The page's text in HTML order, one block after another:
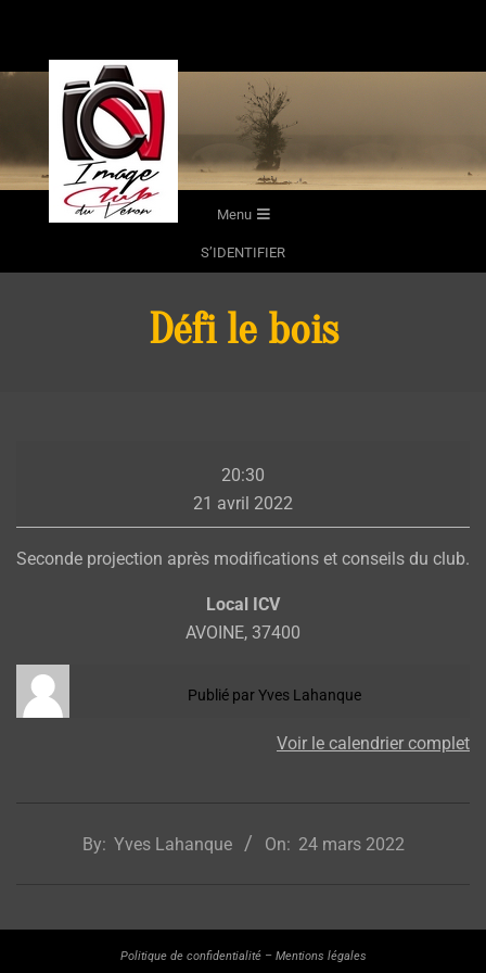
content
Menu
S’IDENTIFIER
Défi le bois
le
bois
20:30
21 avril 2022
Seconde projection après modifications et conseils du club.
Local ICV
AVOINE, 37400
Publié par Yves Lahanque
Voir le calendrier complet
By: Yves Lahanque On: 24 mars 2022
Politique de confidentialité– Mentions légales